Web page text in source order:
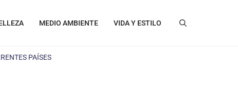
MEDIO AMBIENTE VIDA Y ESTILO
PAÍSES